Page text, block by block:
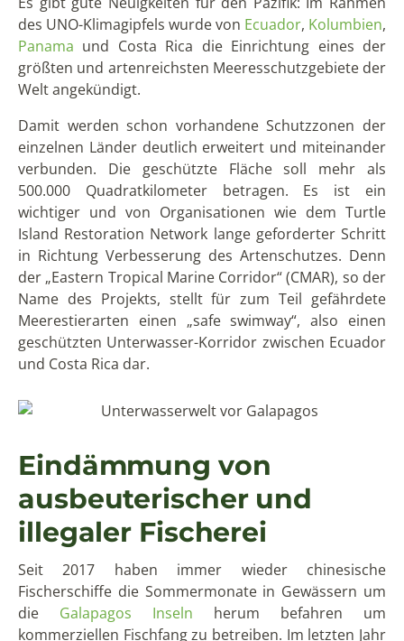
des UNO-Klimagipfels wurde von Ecuador, Kolumbien,
Panama und Costa Rica die Einrichtung eines der
größten und artenreichsten Meeresschutzgebiete der
Welt angekündigt.
Damit werden schon vorhandene Schutzzonen der
einzelnen Länder deutlich erweitert und miteinander
verbunden. Die geschützte Fläche soll mehr als
500.000 Quadratkilometer betragen. Es ist ein
wichtiger und von Organisationen wie dem Turtle
Island Restoration Network lange geforderter Schritt
in Richtung Verbesserung des Artenschutzes. Denn
der „Eastern Tropical Marine Corridor“ (CMAR), so der
Name des Projekts, stellt für zum Teil gefährdete
Meerestierarten einen „safe swimway“, also einen
geschützten Unterwasser-Korridor zwischen Ecuador
und Costa Rica dar.
Eindämmung von
ausbeuterischer und
illegaler Fischerei
Seit 2017 haben immer wieder chinesische
Fischerschiffe die Sommermonate in Gewässern um
die Galapagos Inseln herum befahren um
kommerziellen Fischfang zu betreiben. Im letzten Jahr